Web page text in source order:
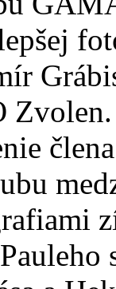
Zvolen.
člena